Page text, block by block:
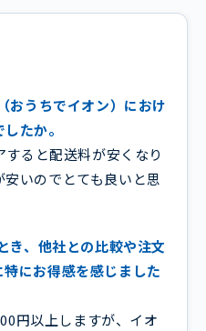
おうちでイオン）におけ
たか。
ると配送料が安くなり
いのでとても良いと思
き、他社との比較や注文
にお得感を感じました
円以上しますが、イオ